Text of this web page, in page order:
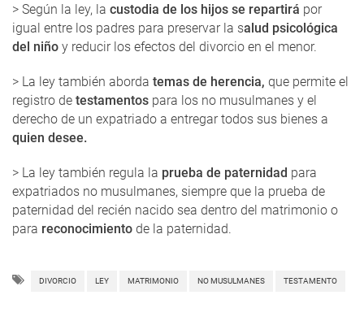
> Según la ley, la custodia de los hijos se repartirá por
igual entre los padres para preservar la salud psicológica
del niño y reducir los efectos del divorcio en el menor.
> La ley también aborda temas de herencia, que permite el
registro de testamentos para los no musulmanes y el
derecho de un expatriado a entregar todos sus bienes a
quien desee.
> La ley también regula la prueba de paternidad para
expatriados no musulmanes, siempre que la prueba de
paternidad del recién nacido sea dentro del matrimonio o
para reconocimiento de la paternidad.
DIVORCIO LEY MATRIMONIO NO MUSULMANES TESTAMENTO